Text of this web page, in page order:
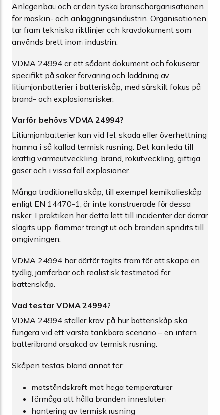
Anlagenbau och är den tyska branschorganisationen
för maskin- och anläggningsindustrin. Organisationen
tar fram tekniska riktlinjer och kravdokument som
används brett inom industrin.
VDMA 24994 är ett sådant dokument och fokuserar
specifikt på säker förvaring och laddning av
litiumjonbatterier i batteriskåp, med särskilt fokus på
brand- och explosionsrisker.
Varför behövs VDMA 24994?
Litiumjonbatterier kan vid fel, skada eller överhettning
hamna i så kallad termisk rusning. Det kan leda till
kraftig värmeutveckling, brand, rökutveckling, giftiga
gaser och i vissa fall explosioner.
Många traditionella skåp, till exempel kemikalieskåp
enligt EN 14470-1, är inte konstruerade för dessa
risker. I praktiken har detta lett till incidenter där dörrar
slagits upp, flammor trängt ut och branden spridits till
omgivningen.
VDMA 24994 har därför tagits fram för att skapa en
tydlig, jämförbar och realistisk testmetod för
batteriskåp.
Vad testar VDMA 24994?
VDMA 24994 ställer krav på hur batteriskåp ska
fungera vid ett värsta tänkbara scenario – en intern
batteribrand orsakad av termisk rusning.
Skåpen testas bland annat för:
motståndskraft mot höga temperaturer
förmåga att hålla branden innesluten
hantering av termisk rusning